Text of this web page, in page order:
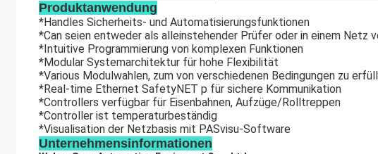
Produktanwendung
*Handles Sicherheits- und Automatisierungsfunktionen
*Can seien entweder als alleinstehender Prüfer oder in einem Netz
*Intuitive Programmierung von komplexen Funktionen
*Modular Systemarchitektur für hohe Flexibilität
*Various Modulwahlen, zum von verschiedenen Bedingungen zu
*Real-time Ethernet SafetyNET p für sichere Kommunikation
*Controllers verfügbar für Eisenbahnen, Aufzüge/Rolltreppen
*Controller ist temperaturbeständig
*Visualisation der Netzbasis mit PASvisu-Software
Unternehmensinformationen